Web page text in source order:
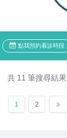
點我預約看診時段
共 11 筆搜尋結果
1 2